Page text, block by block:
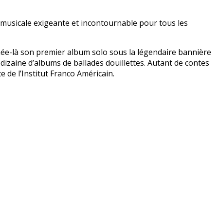
exigeante et incontournable pour tous les
là son premier album solo sous la légendaire bannière
d’albums de ballades douillettes. Autant de contes
de l’Institut Franco Américain.